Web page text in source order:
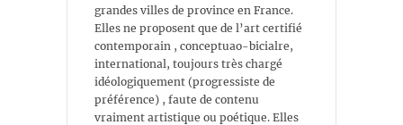
grandes villes de province en France.
Elles ne proposent que de l’art certifié
contemporain , conceptuao-bicialre,
international, toujours très chargé
idéologiquement (progressiste de
préférence) , faute de contenu
vraiment artistique ou poétique. Elles